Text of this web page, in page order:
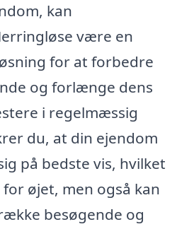
kan
være en
for at forbedre
og forlænge dens
i regelmæssig
du, at din ejendom
på bedste vis, hvilket
øjet, men også kan
besøgende og